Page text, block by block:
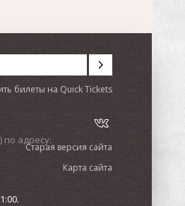
по адресу:
билеты на Quick Tickets
Старая версия сайта
Карта сайта